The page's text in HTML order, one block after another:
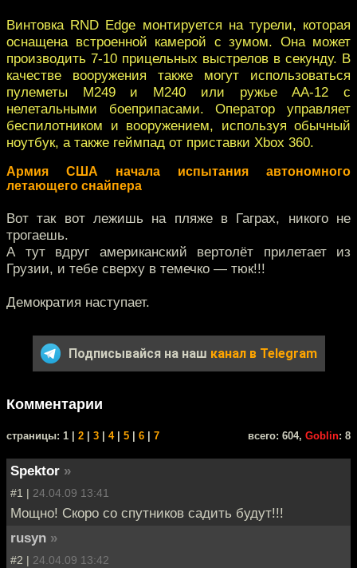
Винтовка RND Edge монтируется на турели, которая
оснащена встроенной камерой с зумом. Она может
производить 7-10 прицельных выстрелов в секунду. В
качестве вооружения также могут использоваться
пулеметы M249 и M240 или ружье AA-12 с
нелетальными боеприпасами. Оператор управляет
беспилотником и вооружением, используя обычный
ноутбук, а также геймпад от приставки Xbox 360.
Армия США начала испытания автономного
летающего снайпера
Вот так вот лежишь на пляже в Гаграх, никого не
трогаешь.
А тут вдруг американский вертолёт прилетает из
Грузии, и тебе сверху в темечко — тюк!!!
Демократия наступает.
Подписывайся на наш канал в Telegram
Комментарии
cтраницы: 1 | 2 3 4| 5 6 7 всего: 604, Goblin: 8
Spektor »
#1 | 24.04.09 13:41
Мощно! Скоро со спутников садить будут!!!
rusyn »
#2 | 24.04.09 13:42